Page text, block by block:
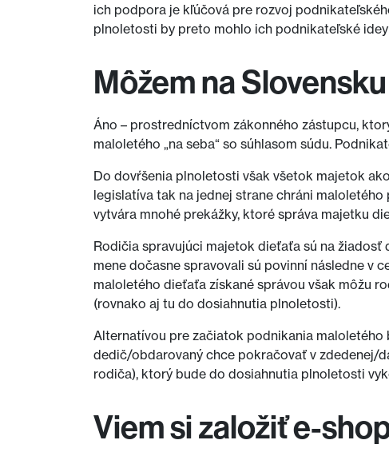
ich podpora je kľúčová pre rozvoj
plnoletosti by preto mohlo ich podnikateľské
Môžem na
Áno – prostredníctvom zákonného zástupcu,
maloletého „na seba“ so súhlasom súdu.
Do dovŕšenia plnoletosti však všetok majetok
legislatíva tak na jednej strane chráni
vytvára mnohé prekážky, ktoré správa majetku
Rodičia spravujúci majetok dieťaťa sú na
mene dočasne spravovali sú povinní následne v
maloletého dieťaťa získané správou však môžu
(rovnako aj tu do dosiahnutia plnoletosti).
Alternatívou pre začiatok podnikania
dedič/obdarovaný chce pokračovať v zdedenej/
rodiča), ktorý bude do dosiahnutia plnoletosti
Viem si založiť e-